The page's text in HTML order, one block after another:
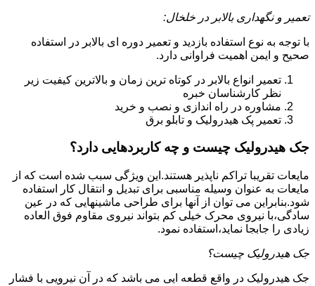
تعمیر و نگهداری بالابر در خلخال:
با توجه به نوع استفاده بازدید و تعمیر دوره ای بالابر در استفاده
صحیح و ایمن اهمیت فراوانی دارد.
تعمیر انواع بالابر در کوتاه ترین زمان و بالاترین کیفیت زیر
نظر کارشناسان خبره
مشاوره در راه اندازی و نصب و خرید
تعمیر پک هیدرولیک و تابلو برق
جک هیدرولیک چیست و چه کاربردهایی دارد؟
مایعات تقریبا تراکم ناپذیر هستند.این ویژگی سبب شده است که از
مایعات به عنوان وسیله مناسبی برای تبدیل و انتقال کار استفاده
شود.بنابراین می توان از آنها برای طراحی ماشینهایی که در عین
سادگی،با نیروی محرک خیلی کم بتواند نیروی مقاوم فوق العاده
زیادی را جابجا نماید،استفاده نمود.
جک هیدرولیک چیست؟
جک هیدرولیک در واقع قطعه ایی می باشد که در آن نیرویی با فشار